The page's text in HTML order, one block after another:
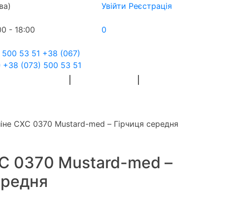
Увійти Реєстрація
- 18:00
53 51 +38 (067)
+38 (073) 500 53 51
0
СХС 0370 Mustard-med – Гірчиця середня
0370 Mustard-med –